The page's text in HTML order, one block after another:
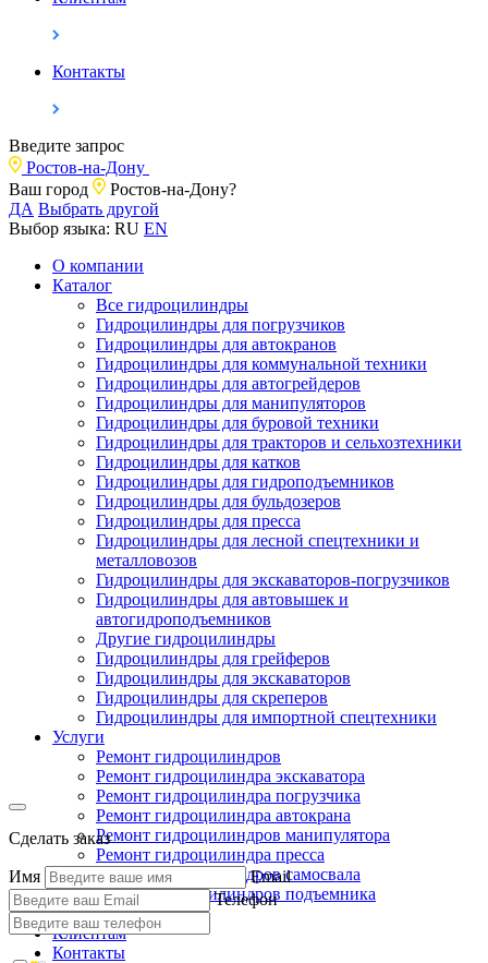
Контакты
Введите запрос
Ростов-на-Дону
Ваш город
Ростов-на-Дону?
ДА Выбрать другой
Выбор языка: RU EN
О компании
Каталог
Все гидроцилиндры
Гидроцилиндры для погрузчиков
Гидроцилиндры для автокранов
Гидроцилиндры для коммунальной техники
Гидроцилиндры для автогрейдеров
Гидроцилиндры для манипуляторов
Гидроцилиндры для буровой техники
Гидроцилиндры для тракторов и сельхозтехники
Гидроцилиндры для катков
Гидроцилиндры для гидроподъемников
Гидроцилиндры для бульдозеров
Гидроцилиндры для пресса
Гидроцилиндры для лесной спецтехники и
металловозов
Гидроцилиндры для экскаваторов-погрузчиков
Гидроцилиндры для автовышек и
автогидроподъемников
Другие гидроцилиндры
Гидроцилиндры для грейферов
Гидроцилиндры для экскаваторов
Гидроцилиндры для скреперов
Гидроцилиндры для импортной спецтехники
Услуги
Ремонт гидроцилиндров
Ремонт гидроцилиндра экскаватора
Ремонт гидроцилиндра погрузчика
Ремонт гидроцилиндра автокрана
Ремонт гидроцилиндров манипулятора
Ремонт гидроцилиндра пресса
Ремонт гидроцилиндров самосвала
Ремонт гидроцилиндров подъемника
Производство
Клиентам
Контакты
Сделать заказ
Имя
Email
Телефон